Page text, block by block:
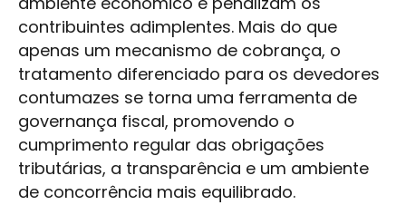
contribuintes adimplentes. Mais do que
apenas um mecanismo de cobrança, o
tratamento diferenciado para os devedores
contumazes se torna uma ferramenta de
governança fiscal, promovendo o
cumprimento regular das obrigações
tributárias, a transparência e um ambiente
de concorrência mais equilibrado.